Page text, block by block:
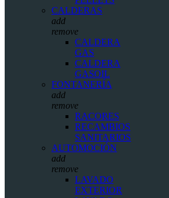
CALDERAS
add
remove
CALDERA
GAS
CALDERA
GASOIL
FONTANERÍA
add
remove
RACORES
RECAMBIOS
SANITARIOS
AUTOMOCIÓN
add
remove
LAVADO
EXTERIOR